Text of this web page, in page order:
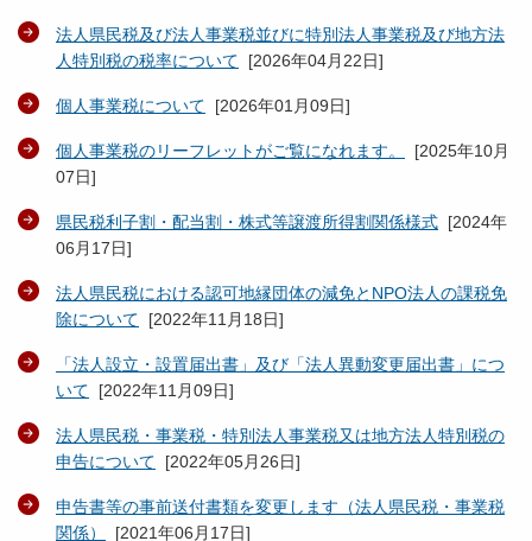
法人県民税及び法人事業税並びに特別法人事業税及び地方法
人特別税の税率について [2026年04月22日]
個人事業税について [2026年01月09日]
個人事業税のリーフレットがご覧になれます。 [2025年10月
07日]
県民税利子割・配当割・株式等譲渡所得割関係様式 [2024年
06月17日]
法人県民税における認可地縁団体の減免とNPO法人の課税免
除について [2022年11月18日]
「法人設立・設置届出書」及び「法人異動変更届出書」につ
いて [2022年11月09日]
法人県民税・事業税・特別法人事業税又は地方法人特別税の
申告について [2022年05月26日]
申告書等の事前送付書類を変更します（法人県民税・事業税
関係）
[2021年06月17日]